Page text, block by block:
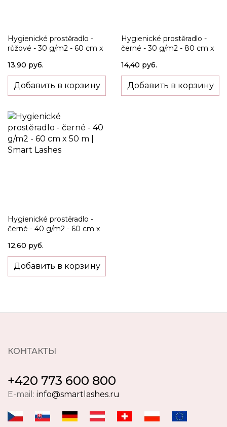
Hygienické prostěradlo -
růžové - 30 g/m2 - 60 cm x
13,90 руб.
Добавить в корзину
Hygienické prostěradlo -
černé - 30 g/m2 - 80 cm x
14,40 руб.
Добавить в корзину
Hygienické prostěradlo -
černé - 40 g/m2 - 60 cm x
12,60 руб.
Добавить в корзину
КОНТАКТЫ
+420 773 600 800
E-mail: info@smartlashes.ru